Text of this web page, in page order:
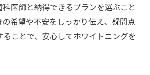
科医師と納得できるプランを選ぶこと
希望や不安をしっかり伝え、疑問点
ことで、安心してホワイトニングを